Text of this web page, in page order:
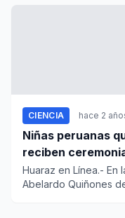
CIENCIA hace 2
Niñas peruanas
reciben
Congreso
Huaraz en Línea.- En
Abelardo Quiñones